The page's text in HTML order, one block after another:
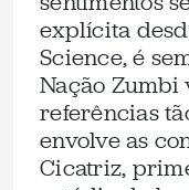
explícita
Science, é
Nação Zumbi
referências
envolve as
Cicatriz,